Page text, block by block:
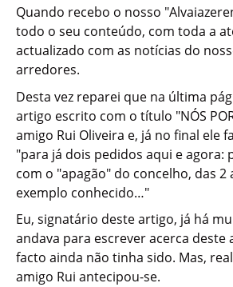
Quando recebo o nosso
todo o seu conteúdo, com toda a
actualizado com as notícias do
arredores.
Desta vez reparei que na última
artigo escrito com o título "NÓS
amigo Rui Oliveira e, já no final ele
"para já dois pedidos aqui e agora:
com o "apagão" do concelho, das 2
exemplo conhecido…"
Eu, signatário deste artigo, já há
andava para escrever acerca deste
facto ainda não tinha sido. Mas,
amigo Rui antecipou-se.